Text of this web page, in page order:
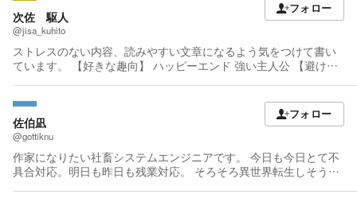
次佐 駆人
@jisa_kuhito
ストレスのない内容、読みやすい文章になるよう気をつけて書い
ています。 【好きな趣向】 ハッピーエンド 強い主人公 【避ける
フォロー
佐伯凪
@gottiknu
作家になりたい社畜システムエンジニアです。 今日も今日とて不
具合対応。明日も昨日も残業対応。 そろそろ異世界転生しそうで
フォロー